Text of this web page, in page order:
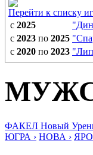
Перейти к списку
с 2025
с 2023 по 2025
с 2020 по 2023
ФАКЕЛ Новый
ЮГРА › НОВА ›